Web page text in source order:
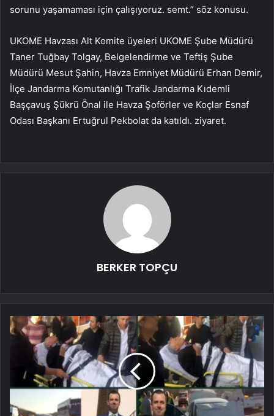
sorunu yaşamaması için çalışıyoruz. semt.” söz konusu.
UKOME Havzası Alt Komite üyeleri UKOME Şube Müdürü
Taner Tuğbay Tolgay, Belgelendirme ve Teftiş Şube
Müdürü Mesut Şahin, Havza Emniyet Müdürü Erhan Demir,
İlçe Jandarma Komutanlığı Trafik Jandarma Kıdemli
Başçavuş Şükrü Önal ile Havza Şoförler ve Koçlar Esnaf
Odası Başkanı Ertuğrul Pekbolat da katıldı. ziyaret.
BERKER TOPÇU